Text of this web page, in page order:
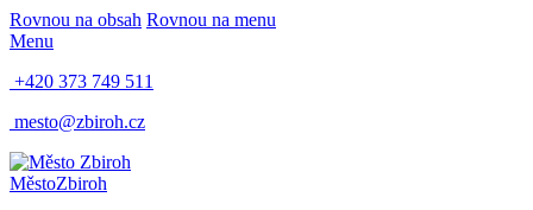
Rovnou na obsah Rovnou na menu
Menu
+420 373 749 511
mesto@zbiroh.cz
MěstoZbiroh